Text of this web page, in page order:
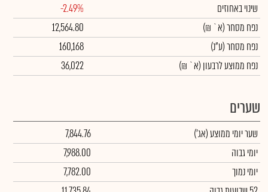
שינוי באחוזים
-2.49%
נפח מסחר(א` ₪)
12,564.80
נפח מסחר(ע"נ)
160,168
נפח ממוצע לרבעון (א` ₪)
36,022
שערים
שער יומי ממוצע(אג')
7,844.76
יומי גבוה
7,988.00
יומי נמוך
7,782.00